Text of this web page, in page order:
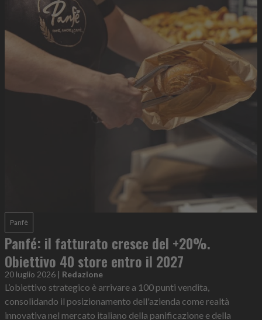
Panfè
Panfé: il fatturato cresce del +20%.
Obiettivo 40 store entro il 2027
20 luglio 2026 | Redazione
L’obiettivo strategico è arrivare a 100 punti vendita,
consolidando il posizionamento dell'azienda come realtà
innovativa nel mercato italiano della panificazione e della